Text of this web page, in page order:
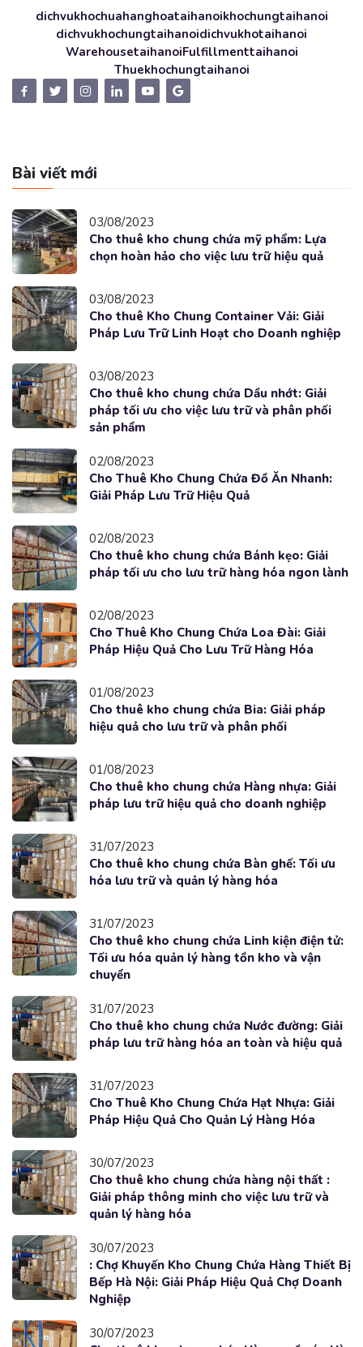
dichvukhochuahanghoataihanoikhochungtaihanoi
dichvukhochungtaihanoidichvukhotaihanoi
WarehousetaihanoiFulfillmenttaihanoi
Thuekhochungtaihanoi
Bài viết mới
03/08/2023
Cho thuê kho chung chứa mỹ phẩm: Lựa
chọn hoàn hảo cho việc lưu trữ hiệu quả
03/08/2023
Cho thuê Kho Chung Container Vải: Giải
Pháp Lưu Trữ Linh Hoạt cho Doanh nghiệp
03/08/2023
Cho thuê kho chung chứa Dầu nhớt: Giải
pháp tối ưu cho việc lưu trữ và phân phối
sản phẩm
02/08/2023
Cho Thuê Kho Chung Chứa Đồ Ăn Nhanh:
Giải Pháp Lưu Trữ Hiệu Quả
02/08/2023
Cho thuê kho chung chứa Bánh kẹo: Giải
pháp tối ưu cho lưu trữ hàng hóa ngon lành
02/08/2023
Cho Thuê Kho Chung Chứa Loa Đài: Giải
Pháp Hiệu Quả Cho Lưu Trữ Hàng Hóa
01/08/2023
Cho thuê kho chung chứa Bia: Giải pháp
hiệu quả cho lưu trữ và phân phối
01/08/2023
Cho thuê kho chung chứa Hàng nhựa: Giải
pháp lưu trữ hiệu quả cho doanh nghiệp
31/07/2023
Cho thuê kho chung chứa Bàn ghế: Tối ưu
hóa lưu trữ và quản lý hàng hóa
31/07/2023
Cho thuê kho chung chứa Linh kiện điện tử:
Tối ưu hóa quản lý hàng tồn kho và vận
chuyển
31/07/2023
Cho thuê kho chung chứa Nước đường: Giải
pháp lưu trữ hàng hóa an toàn và hiệu quả
31/07/2023
Cho Thuê Kho Chung Chứa Hạt Nhựa: Giải
Pháp Hiệu Quả Cho Quản Lý Hàng Hóa
30/07/2023
Cho thuê kho chung chứa hàng nội thất :
Giải pháp thông minh cho việc lưu trữ và
quản lý hàng hóa
30/07/2023
: Chợ Khuyến Kho Chung Chứa Hàng Thiết Bị
Bếp Hà Nội: Giải Pháp Hiệu Quả Chợ Doanh
Nghiệp
30/07/2023